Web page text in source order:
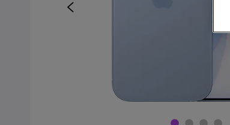
Kjøp smartklokke